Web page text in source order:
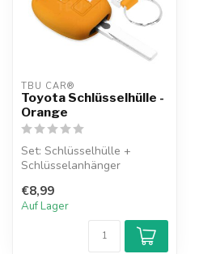
TBU CAR®
Toyota Schlüsselhülle -
Orange
Set: Schlüsselhülle +
Schlüsselanhänger
€8,99
Auf Lager